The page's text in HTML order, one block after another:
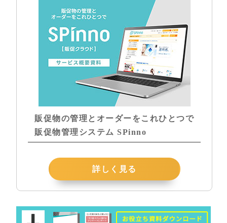
販促物の管理とオーダーをこれひとつで
販促物管理システム SPinno
詳しく見る